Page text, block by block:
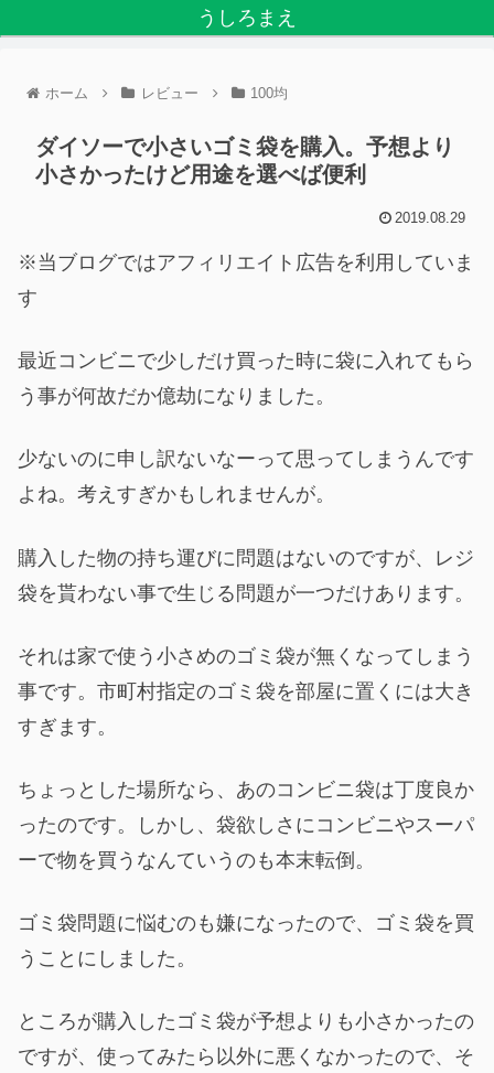
うしろまえ
ホーム レビュー 100均
ダイソーで小さいゴミ袋を購入。予想より
小さかったけど用途を選べば便利
2019.08.29
※当ブログではアフィリエイト広告を利用していま
す
最近コンビニで少しだけ買った時に袋に入れてもら
う事が何故だか億劫になりました。
少ないのに申し訳ないなーって思ってしまうんです
よね。考えすぎかもしれませんが。
購入した物の持ち運びに問題はないのですが、レジ
袋を貰わない事で生じる問題が一つだけあります。
それは家で使う小さめのゴミ袋が無くなってしまう
事です。市町村指定のゴミ袋を部屋に置くには大き
すぎます。
ちょっとした場所なら、あのコンビニ袋は丁度良か
ったのです。しかし、袋欲しさにコンビニやスーパ
ーで物を買うなんていうのも本末転倒。
ゴミ袋問題に悩むのも嫌になったので、ゴミ袋を買
うことにしました。
ところが購入したゴミ袋が予想よりも小さかったの
ですが、使ってみたら以外に悪くなかったので、そ